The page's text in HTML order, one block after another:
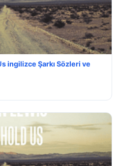
ingilizce Şarkı Sözleri ve